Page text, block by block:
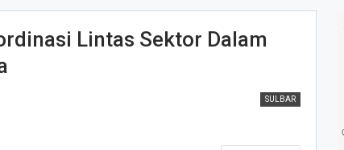
Lintas Sektor Dalam
SULBAR